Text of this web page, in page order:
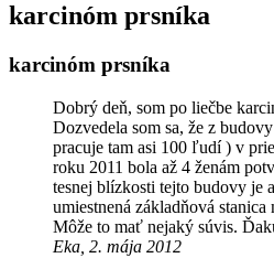
karcinóm prsníka
karcinóm prsníka
Dobrý deň, som po liečbe
Dozvedela som sa, že z
pracuje tam asi 100 ľudí ) v
roku 2011 bola až 4 ženám
tesnej blízkosti tejto budovy je
umiestnená základňová stanica
Môže to mať nejaký súvis.
Eka, 2. mája 2012